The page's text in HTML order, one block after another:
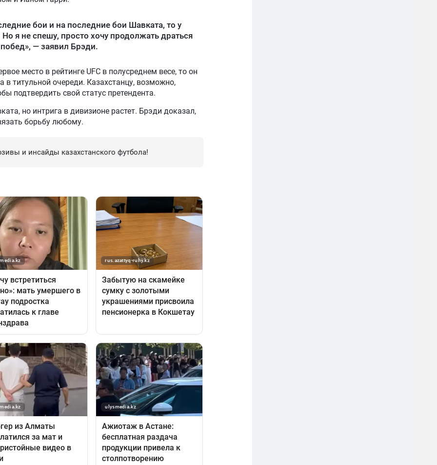
бои и на последние бои Шавката, то у
я не спешу, просто хочу продолжать драться
— заявил Брэди.
место в рейтинге UFC в полусреднем весе, то он
титульной очереди. Казахстанцу, возможно,
подтвердить свой статус претендента.
но интрига в дивизионе растет. Брэди доказал,
борьбу любому.
и инсайды казахстанского футбола!